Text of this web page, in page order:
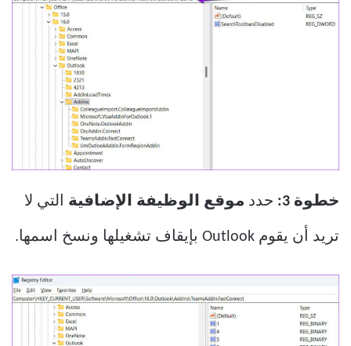
خطوة 3: حدد موقع الوظيفة الإضافية التي لا
تريد أن يقوم Outlook بإيقاف تشغيلها ونسخ اسمها.